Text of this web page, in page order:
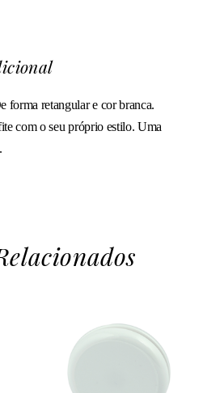
forma retangular e cor branca.
com o seu próprio estilo. Uma